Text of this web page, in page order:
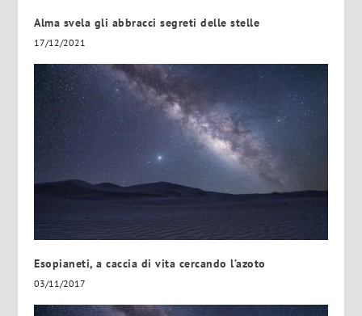
Alma svela gli abbracci segreti delle stelle
17/12/2021
Esopianeti, a caccia di vita cercando l’azoto
03/11/2017